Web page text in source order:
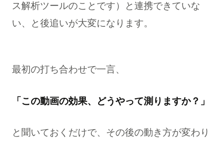
ス解析ツールのことです）と連携できていな
い、と後追いが大変になります。
最初の打ち合わせで一言、
「この動画の効果、どうやって測りますか？」
と聞いておくだけで、その後の動き方が変わり